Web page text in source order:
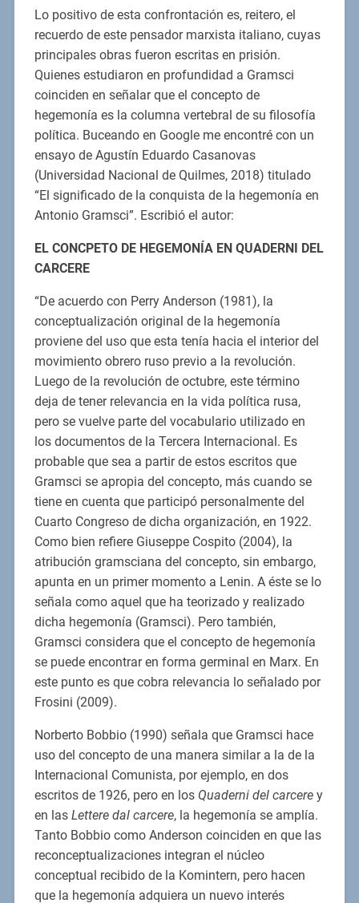
Lo positivo de esta confrontación es, reitero, el
recuerdo de este pensador marxista italiano, cuyas
principales obras fueron escritas en prisión.
Quienes estudiaron en profundidad a Gramsci
coinciden en señalar que el concepto de
hegemonía es la columna vertebral de su filosofía
política. Buceando en Google me encontré con un
ensayo de Agustín Eduardo Casanovas
(Universidad Nacional de Quilmes, 2018) titulado
“El significado de la conquista de la hegemonía en
Antonio Gramsci”. Escribió el autor:
EL CONCPETO DE HEGEMONÍA EN QUADERNI DEL
CARCERE
“De acuerdo con Perry Anderson (1981), la
conceptualización original de la hegemonía
proviene del uso que esta tenía hacia el interior del
movimiento obrero ruso previo a la revolución.
Luego de la revolución de octubre, este término
deja de tener relevancia en la vida política rusa,
pero se vuelve parte del vocabulario utilizado en
los documentos de la Tercera Internacional. Es
probable que sea a partir de estos escritos que
Gramsci se apropia del concepto, más cuando se
tiene en cuenta que participó personalmente del
Cuarto Congreso de dicha organización, en 1922.
Como bien refiere Giuseppe Cospito (2004), la
atribución gramsciana del concepto, sin embargo,
apunta en un primer momento a Lenin. A éste se lo
señala como aquel que ha teorizado y realizado
dicha hegemonía (Gramsci). Pero también,
Gramsci considera que el concepto de hegemonía
se puede encontrar en forma germinal en Marx. En
este punto es que cobra relevancia lo señalado por
Frosini (2009).
Norberto Bobbio (1990) señala que Gramsci hace
uso del concepto de una manera similar a la de la
Internacional Comunista, por ejemplo, en dos
escritos de 1926, pero en los Quaderni del carcerey
en las Lettere dal carcere, la hegemonía se amplía.
Tanto Bobbio como Anderson coinciden en que las
reconceptualizaciones integran el núcleo
conceptual recibido de la Komintern, pero hacen
que la hegemonía adquiera un nuevo interés